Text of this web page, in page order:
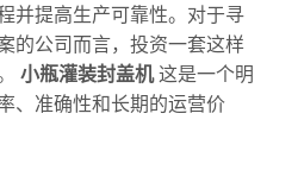
并提高生产可靠性。对于寻
的公司而言，投资一套这样
小瓶灌装封盖机这是一个明
、准确性和长期的运营价